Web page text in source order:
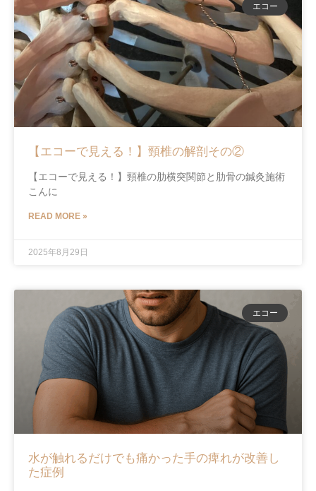
エコー
【エコーで見える！】頸椎の解剖その②
【エコーで見える！】頸椎の肋横突関節と肋骨の鍼灸施術
こんに
READ MORE »
2025年8月29日
エコー
水が触れるだけでも痛かった手の痺れが改善し
た症例